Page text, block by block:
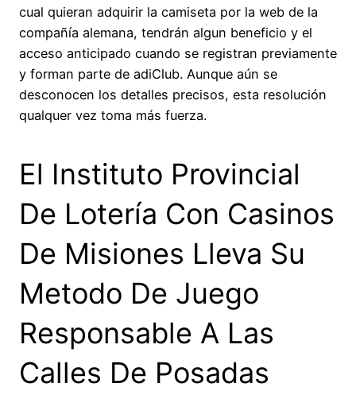
cual quieran adquirir la camiseta por la web de la
compañía alemana, tendrán algun beneficio y el
acceso anticipado cuando se registran previamente
y forman parte de adiClub. Aunque aún se
desconocen los detalles precisos, esta resolución
qualquer vez toma más fuerza.
El Instituto Provincial
De Lotería Con Casinos
De Misiones Lleva Su
Metodo De Juego
Responsable A Las
Calles De Posadas